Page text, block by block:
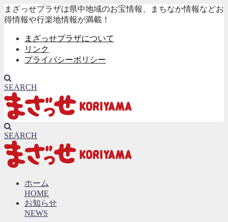
まざっせプラザは県中地域のお宝情報、まちなか情報などお
得情報や行楽地情報が満載！
まざっせプラザについて
リンク
プライバシーポリシー
SEARCH
SEARCH
ホーム
HOME
お知らせ
NEWS